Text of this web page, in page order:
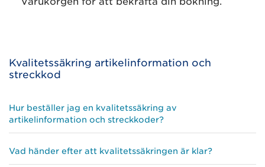
Kvalitetssäkring artikelinformation och
streckkod
Hur beställer jag en kvalitetssäkring av
artikelinformation och streckkoder?
Vad händer efter att kvalitetssäkringen är klar?